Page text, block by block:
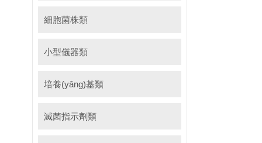
細胞菌株類
小型儀器類
培養(yǎng)基類
滅菌指示劑類